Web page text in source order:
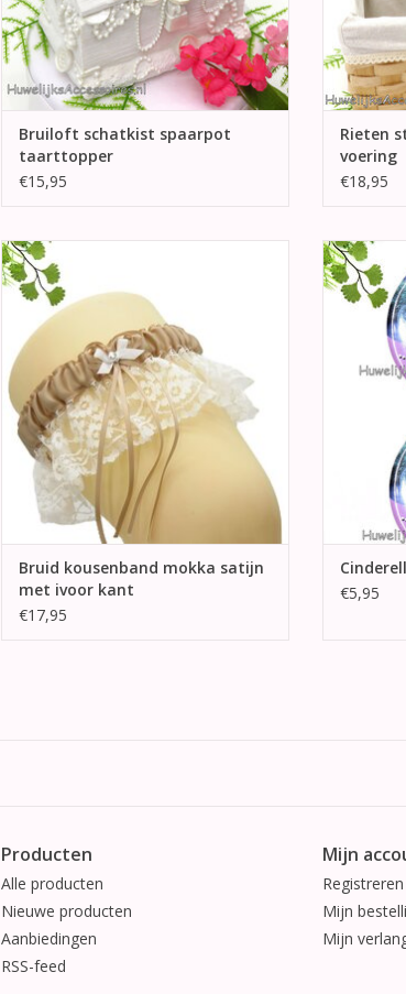
Bruiloft schatkist spaarpot
taarttopper
€15,95
Rieten
voering
€18,95
Bijzondere mooi mokka en ivoor bruids
kousenband. In de center een mokka
strikje met daar in het midden een ivoor
strikje met strass steen center.
TOEVOEGEN AAN WINKELWAGEN
Bruid kousenband mokka satijn
met ivoor kant
€17,95
2 Walt
€5,95
Producten
Alle producten
Nieuwe producten
Aanbiedingen
RSS-feed
Mijn
Registreren
Mijn
Mijn